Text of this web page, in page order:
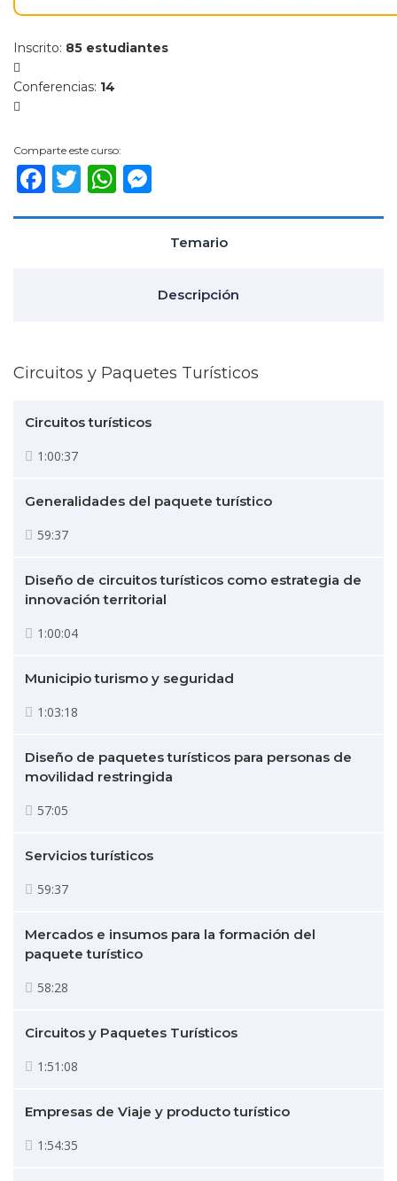
Inscrito: 85 estudiantes
Conferencias: 14
Comparte este curso:
Facebook
TwitterWhatsApp
Temario
Descripción
Circuitos y Paquetes Turísticos
Circuitos turísticos
1:00:37
Generalidades del paquete turístico
59:37
Diseño de circuitos turísticos como estrategia de
innovación territorial
1:00:04
Municipio turismo y seguridad
1:03:18
Diseño de paquetes turísticos para personas de
movilidad restringida
57:05
Servicios turísticos
59:37
Mercados e insumos para la formación del
paquete turístico
58:28
Circuitos y Paquetes Turísticos
1:51:08
Empresas de Viaje y producto turístico
1:54:35